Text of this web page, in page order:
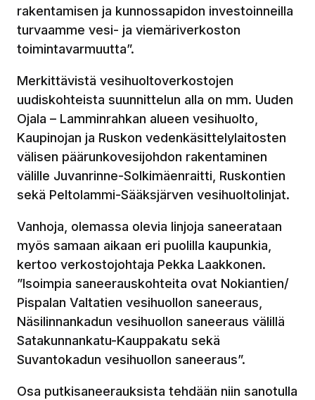
rakentamisen ja kunnossapidon investoinneilla
turvaamme vesi- ja viemäriverkoston
toimintavarmuutta”.
Merkittävistä vesihuoltoverkostojen
uudiskohteista suunnittelun alla on mm. Uuden
Ojala – Lamminrahkan alueen vesihuolto,
Kaupinojan ja Ruskon vedenkäsittelylaitosten
välisen päärunkovesijohdon rakentaminen
välille Juvanrinne-Solkimäenraitti, Ruskontien
sekä Peltolammi-Sääksjärven vesihuoltolinjat.
Vanhoja, olemassa olevia linjoja saneerataan
myös samaan aikaan eri puolilla kaupunkia,
kertoo verkostojohtaja Pekka Laakkonen.
”Isoimpia saneerauskohteita ovat Nokiantien/
Pispalan Valtatien vesihuollon saneeraus,
Näsilinnankadun vesihuollon saneeraus välillä
Satakunnankatu-Kauppakatu sekä
Suvantokadun vesihuollon saneeraus”.
Osa putkisaneerauksista tehdään niin sanotulla